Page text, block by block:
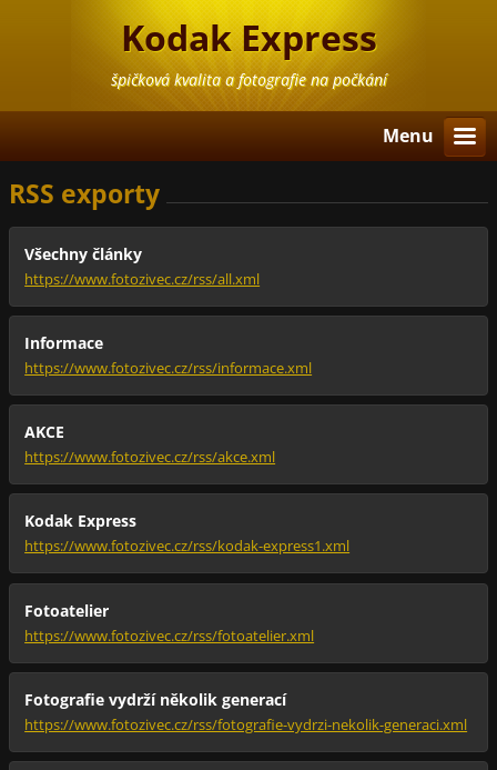
Kodak Express
špičková kvalita a fotografie na počkání
Menu
RSS exporty
Všechny články
https://www.fotozivec.cz/rss/all.xml
Informace
https://www.fotozivec.cz/rss/informace.xml
AKCE
https://www.fotozivec.cz/rss/akce.xml
Kodak Express
https://www.fotozivec.cz/rss/kodak-express1.xml
Fotoatelier
https://www.fotozivec.cz/rss/fotoatelier.xml
Fotografie vydrží několik generací
https://www.fotozivec.cz/rss/fotografie-vydrzi-nekolik-generaci.xml